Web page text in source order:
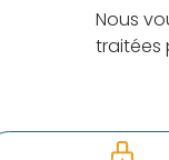
Nous
traitées